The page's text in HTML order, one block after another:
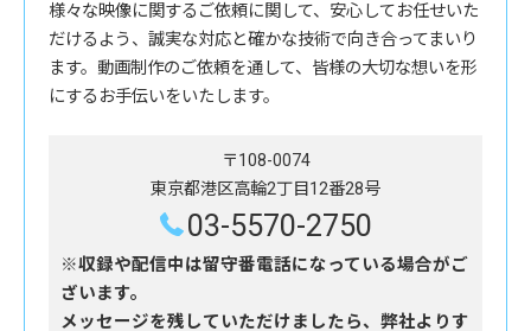
様々な映像に関するご依頼に関して、安心してお任せいた
だけるよう、誠実な対応と確かな技術で向き合ってまいり
ます。動画制作のご依頼を通して、皆様の大切な想いを形
にするお手伝いをいたします。
〒108-0074
東京都港区高輪2丁目12番28号
03-5570-2750
※収録や配信中は留守番電話になっている場合がご
ざいます。
メッセージを残していただけましたら、弊社よりす